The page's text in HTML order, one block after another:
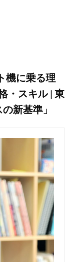
機に乗る理
・スキル | 東
新基準」